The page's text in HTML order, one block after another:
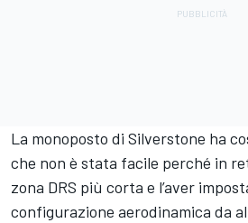
La monoposto di Silverstone ha
che non è stata facile perché in
zona DRS più corta e l’aver
configurazione aerodinamica da